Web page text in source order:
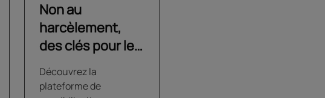
Non au
harcèlement,
des clés pour les
familles
Découvrez la
plateforme de